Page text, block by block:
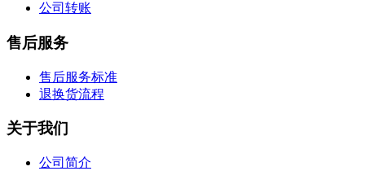
公司转账
售后服务
售后服务标准
退换货流程
关于我们
公司简介